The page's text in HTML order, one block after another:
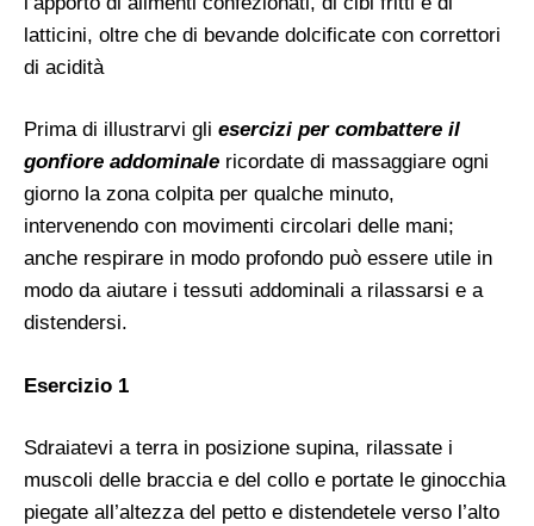
latticini, oltre che di bevande dolcificate con correttori
di acidità
Prima di illustrarvi gli esercizi per combattere il
gonfiore addominale ricordate di massaggiare ogni
giorno la zona colpita per qualche minuto,
intervenendo con movimenti circolari delle mani;
anche respirare in modo profondo può essere utile in
modo da aiutare i tessuti addominali a rilassarsi e a
distendersi.
Esercizio 1
Sdraiatevi a terra in posizione supina, rilassate i
muscoli delle braccia e del collo e portate le ginocchia
piegate all’altezza del petto e distendetele verso l’alto